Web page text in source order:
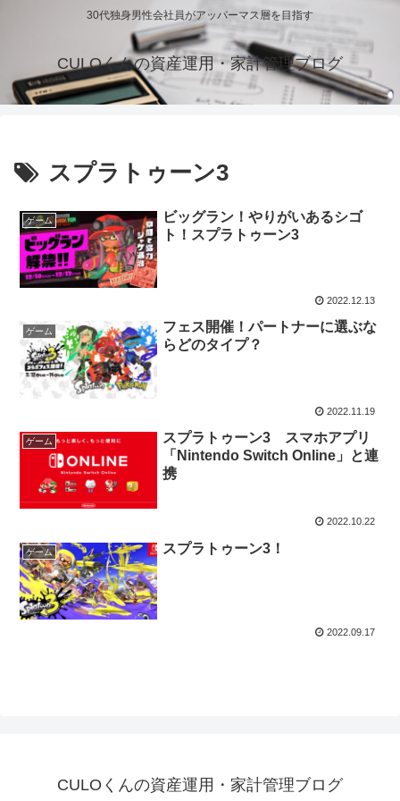
30代独身男性会社員がアッパーマス層を目指す
CULOくんの資産運用・家計管理ブログ
スプラトゥーン3
ゲーム
ビッグラン！やりがいあるシゴ
ト！スプラトゥーン3
2022.12.13
ゲーム
フェス開催！パートナーに選ぶな
らどのタイプ？
2022.11.19
ゲーム
スプラトゥーン3 スマホアプリ
「Nintendo Switch Online」と連
携
2022.10.22
ゲーム スプラトゥーン3！
2022.09.17
CULOくんの資産運用・家計管理ブログ